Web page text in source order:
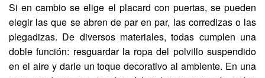
Si en cambio se elige el placard con puertas, se pueden
elegir las que se abren de par en par, las corredizas o las
plegadizas. De diversos materiales, todas cumplen una
doble función: resguardar la ropa del polvillo suspendido
en el aire y darle un toque decorativo al ambiente. En una